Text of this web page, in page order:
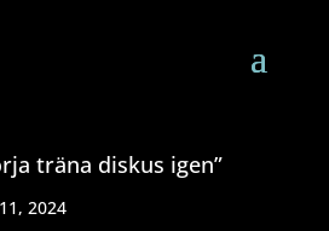
träna diskus igen”
2024